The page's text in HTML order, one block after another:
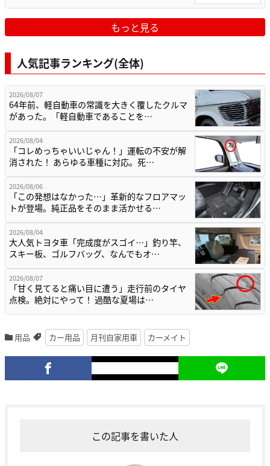
もっと見る
人気記事ランキング(全体)
2026/08/07
64年前、軽自動車の常識を大きく覆したクルマ
があった。「軽自動車であることを…
2026/08/04
「コレめっちゃいいじゃん！」運転の不安が解
消された！ あらゆる車種に対応。死…
2026/08/06
「この発想はなかった…」革新的なフロアマッ
トが登場。純正品をそのまま活かせる…
2026/08/04
大人気トヨタ車「完成度がスゴイ…」釣り竿、
スキー板、ゴルフバッグ、なんでもオ…
2026/08/07
「甘く見てると痛い目に遭う」走行前のタイヤ
点検。絶対にやって！ 過酷な夏場は…
用品 カー用品 月刊自家用車 カーメイト
この記事を書いた人